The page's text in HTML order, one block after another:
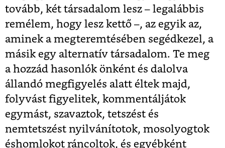
tovább, két társadalom lesz – legalábbis
remélem, hogy lesz kettő –, az egyik az,
aminek a megteremtésében segédkezel, a
másik egy alternatív társadalom. Te meg
a hozzád hasonlók önként és dalolva
állandó megfigyelés alatt éltek majd,
folyvást figyelitek, kommentáljátok
egymást, szavaztok, tetszést és
nemtetszést nyilvánítotok, mosolyogtok
éshomlokot ráncoltok, és egyébként